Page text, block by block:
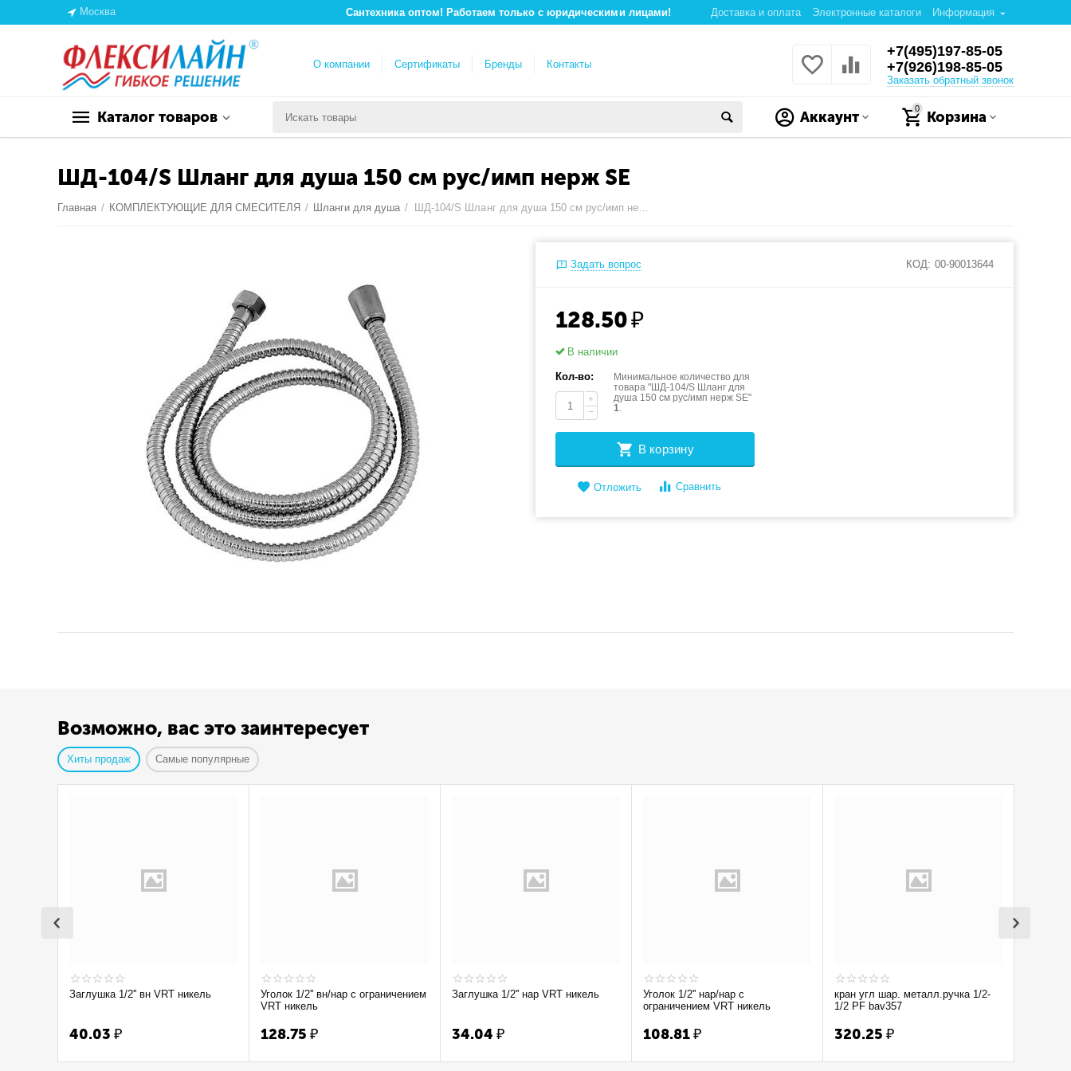
Москва Доставка и оплата Электронные каталоги Информация
Сантехника оптом! Работаем только с юридическими лицами!
О компании Сертификаты Бренды Контакты
+7(495)197-85-05
+7(926)198-85-05
Заказать обратный звонок
Каталог товаров
0
Корзина
Аккаунт
ШД-104/S Шланг для душа 150 см рус/имп нерж SE
Главная / КОМПЛЕКТУЮЩИЕ ДЛЯ СМЕСИТЕЛЯ / Шланги для душа / ШД-104/S Шланг для душа 150 см рус/имп нерж SE
Задать вопрос КОД: 00-90013644
128.50₽
В наличии
Кол-во:
+
−
Минимальное количество для
товара "ШД-104/S Шланг для
душа 150 см рус/имп нерж SE"
1.
В корзину
Отложить Сравнить
Возможно, вас это заинтересует
Хиты продаж Самые популярные
Заглушка 1/2'' вн VRT никель
40.03 ₽
Уголок 1/2'' вн/нар с ограничением
VRT никель
128.75 ₽
Заглушка 1/2'' нар VRT никель
34.04 ₽
Уголок 1/2'' нар/нар с
ограничением VRT никель
108.81₽
кран угл шар. металл.ручка 1/2-
1/2 PF bav357
320.25 ₽